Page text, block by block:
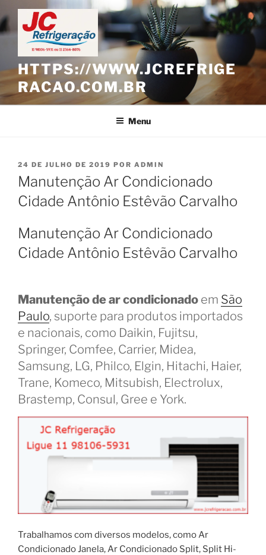
Pular
para
o
conteúdo
HTTPS://WWW.JCREFRIGE
RACAO.COM.BR
Menu
PUBLICADO
EM
24 DE JULHO DE 2019 POR ADMIN
Manutenção Ar Condicionado
Cidade Antônio Estêvão Carvalho
Manutenção Ar Condicionado
Cidade Antônio Estêvão Carvalho
Manutenção de ar condicionado em São
Paulo, suporte para produtos importados
e nacionais, como Daikin, Fujitsu,
Springer, Comfee, Carrier, Midea,
Samsung, LG, Philco, Elgin, Hitachi, Haier,
Trane, Komeco, Mitsubish, Electrolux,
Brastemp, Consul, Gree e York.
Trabalhamos com diversos modelos, como Ar
Condicionado Janela, Ar Condicionado Split, Split Hi-